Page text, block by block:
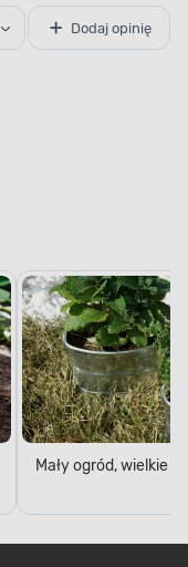
Dodaj opinię
Mały ogród, wielkie